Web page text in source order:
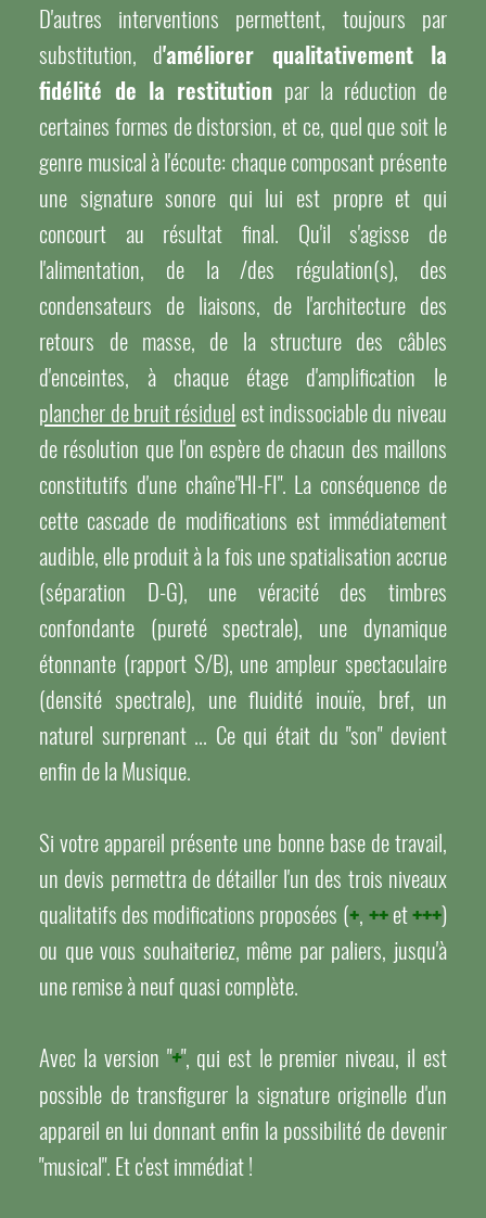
D'autres interventions permettent, toujours par
substitution, d'améliorer qualitativement la
fidélité de la restitution par la réduction de
certaines formes de distorsion, et ce, quel que soit le
genre musical à l'écoute: chaque composant présente
une signature sonore qui lui est propre et qui
concourt au résultat final. Qu'il s'agisse de
l'alimentation, de la /des régulation(s), des
condensateurs de liaisons, de l'architecture des
retours de masse, de la structure des câbles
d'enceintes, à chaque étage d'amplification le
plancher de bruit résiduel est indissociable du niveau
de résolution que l'on espère de chacun des maillons
constitutifs d'une chaîne"HI-FI". La conséquence de
cette cascade de modifications est immédiatement
audible, elle produit à la fois une spatialisation accrue
(séparation D-G), une véracité des timbres
confondante (pureté spectrale), une dynamique
étonnante (rapport S/B), une ampleur spectaculaire
(densité spectrale), une fluidité inouïe, bref, un
naturel surprenant ... Ce qui était du "son" devient
enfin de la Musique.
Si votre appareil présente une bonne base de travail,
un devis permettra de détailler l'un des trois niveaux
qualitatifs des modifications proposées (+,++et+++)
ou que vous souhaiteriez, même par paliers, jusqu'à
une remise à neuf quasi complète.
Avec la version "+", qui est le premier niveau, il est
possible de transfigurer la signature originelle d'un
appareil en lui donnant enfin la possibilité de devenir
"musical". Et c'est immédiat !